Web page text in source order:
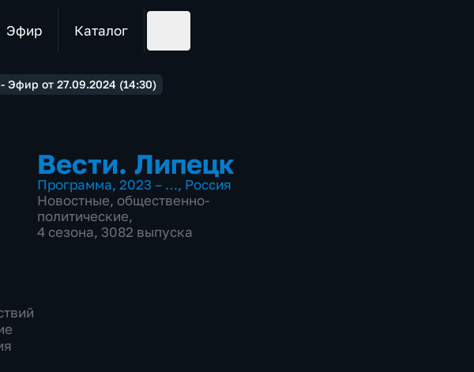
Эфир Каталог
Эфир от 27.09.2024 (14:30)
Вести. Липецк
Программа, 2023 – …, Россия
Новостные, общественно-
политические,
4 сезона, 3082 выпуска